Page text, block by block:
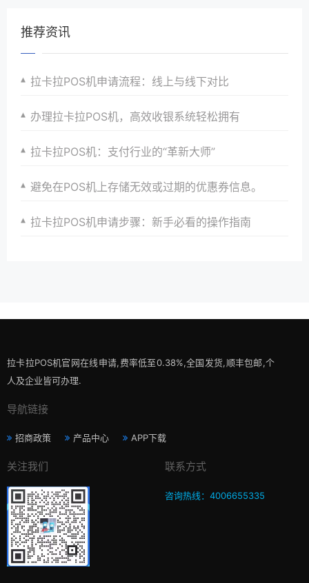
推荐资讯
拉卡拉POS机申请流程：线上与线下对比
办理拉卡拉POS机，高效收银系统轻松拥有
拉卡拉POS机：支付行业的“革新大师”
避免在POS机上存储无效或过期的优惠券信息。
拉卡拉POS机申请步骤：新手必看的操作指南
拉卡拉POS机官网在线申请,费率低至0.38%,全国发货,顺丰包邮,个
人及企业皆可办理.
导航链接
招商政策 产品中心 APP下载
关注我们 联系方式
咨询热线：4006655335